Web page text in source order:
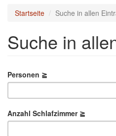
Startseite Suche in allen
Suche in
Personen ≧
Anzahl Schlafzimmer ≧